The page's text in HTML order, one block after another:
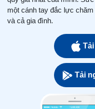
một cánh tay đắc lực
và cả gia đình.
Tải